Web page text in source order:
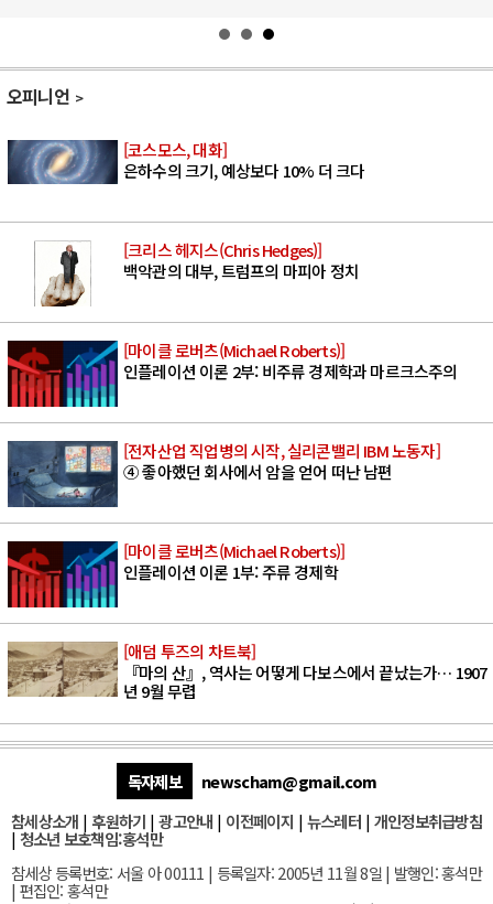
오피니언
[코스모스, 대화]
은하수의 크기, 예상보다 10% 더 크다
[크리스 헤지스(Chris Hedges)]
백악관의 대부, 트럼프의 마피아 정치
[마이클 로버츠(Michael Roberts)]
인플레이션 이론 2부: 비주류 경제학과 마르크스주의
[전자산업 직업병의 시작, 실리콘밸리 IBM 노동자]
④ 좋아했던 회사에서 암을 얻어 떠난 남편
[마이클 로버츠(Michael Roberts)]
인플레이션 이론 1부: 주류 경제학
[애덤 투즈의 차트북]
『마의 산』, 역사는 어떻게 다보스에서 끝났는가… 1907
년 9월 무렵
독자제보
newscham@gmail.com
참세상소개 | 후원하기 |광고안내 | 이전페이지 | 뉴스레터| 개인정보취급방침
| 청소년 보호책임:홍석만
참세상 등록번호: 서울 아 00111 | 등록일자: 2005년 11월 8일 | 발행인: 홍석만
| 편집인: 홍석만